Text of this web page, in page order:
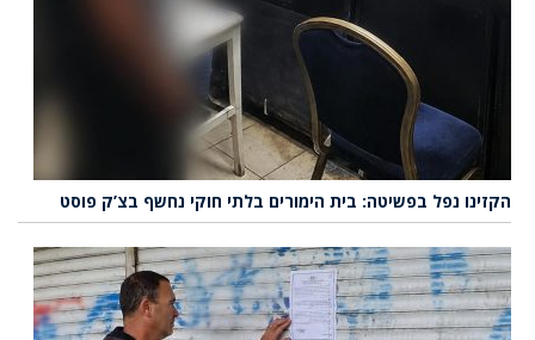
הקזינו נפל בפשיטה: בית הימורים בלתי חוקי נחשף בצ’ק פוסט